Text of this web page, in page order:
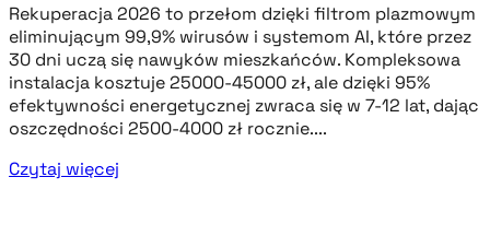
Rekuperacja 2026 to przełom dzięki filtrom plazmowym
eliminującym 99,9% wirusów i systemom AI, które przez
30 dni uczą się nawyków mieszkańców. Kompleksowa
instalacja kosztuje 25000-45000 zł, ale dzięki 95%
efektywności energetycznej zwraca się w 7-12 lat, dając
oszczędności 2500-4000 zł rocznie....
Czytaj więcej